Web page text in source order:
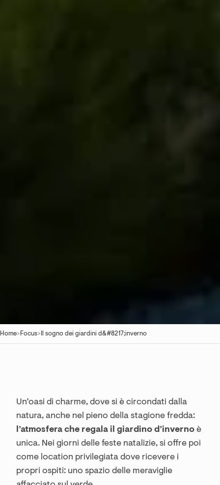
Home> Focus> Il sogno dei giardini d&#8217;inverno
Un’oasi di charme, dove si è circondati dalla
natura, anche nel pieno della stagione fredda:
l’atmosfera che regala il giardino d’inverno è
unica. Nei giorni delle feste natalizie, si offre poi
come location privilegiata dove ricevere i
propri ospiti: uno spazio delle meraviglie